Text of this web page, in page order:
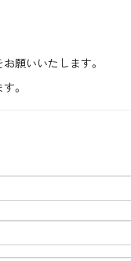
願いいたします。
。